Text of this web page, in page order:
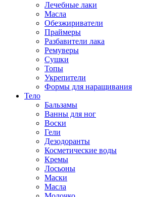
Лечебные лаки
Масла
Обезжириватели
Праймеры
Разбавители лака
Ремуверы
Сушки
Топы
Укрепители
Формы для наращивания
Тело
Бальзамы
Ванны для ног
Воски
Гели
Дезодоранты
Косметические воды
Кремы
Лосьоны
Маски
Масла